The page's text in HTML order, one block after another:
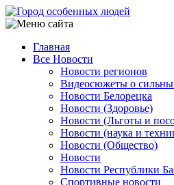
Перейти
к
содержанию
Main
navigation
Главная
Все Новости
Новости регионов
Видеосюжеты о
Новости Белорецка
Новости (Здоровье)
Новости (Льготы и
Новости (наука и
Новости (Общество)
Новости
Новости Республики
Спортивные новости